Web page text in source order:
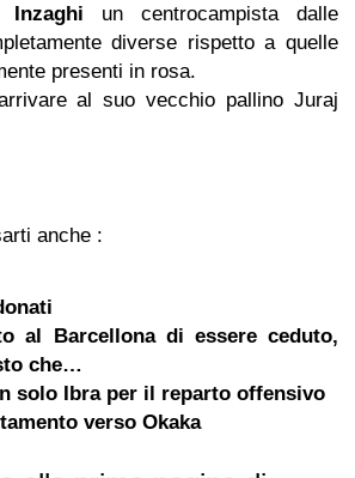
Inzaghi un centrocampista dalle
diverse rispetto a quelle
presenti in rosa.
al suo vecchio pallino Juraj
anche :
al Barcellona di essere ceduto,
che…
solo Ibra per il reparto offensivo
verso Okaka